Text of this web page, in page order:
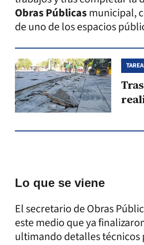
Obras Públicasmunicipal,
de uno de los espacios
Lo que se viene
El secretario de Obras
este medio que ya
ultimando detalles técnicos